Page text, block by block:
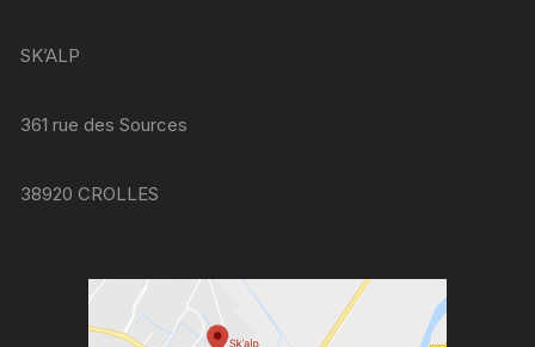
SK’ALP
361 rue des Sources
38920 CROLLES